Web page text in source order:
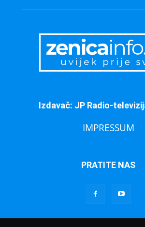
Izdavač: JP Radio-
IMPRESSUM
PRATITE NAS